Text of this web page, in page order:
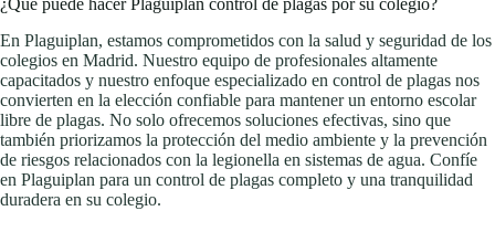
En Plaguiplan, estamos comprometidos con la salud y seguridad de los
colegios en Madrid. Nuestro equipo de profesionales altamente
capacitados y nuestro enfoque especializado en control de plagas nos
convierten en la elección confiable para mantener un entorno escolar
libre de plagas. No solo ofrecemos soluciones efectivas, sino que
también priorizamos la protección del medio ambiente y la prevención
de riesgos relacionados con la legionella en sistemas de agua. Confíe
en Plaguiplan para un control de plagas completo y una tranquilidad
duradera en su colegio.